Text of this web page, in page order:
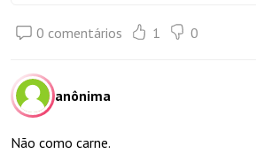
0 comentários 1 0
anônima
Não como carne.